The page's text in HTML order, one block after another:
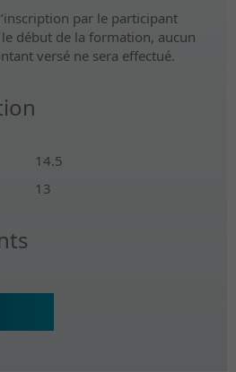
par le participant
début de la formation, aucun
versé ne sera effectué.
14.5
13